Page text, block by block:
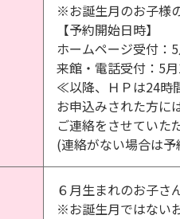
※お誕生月のお子様
【予約開始日時】
ホームページ受付：
来館・電話受付：5
≪以降、ＨＰは24時
お申込みされた方に
ご連絡をさせていた
(連絡がない場合は
６月生まれのお子さ
※お誕生月ではない